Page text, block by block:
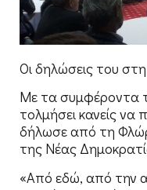
Οι δηλώσεις του
Με τα συμφέροντα
τολμήσει κανείς να
δήλωσε από τη
της Νέας
«Από εδώ, από την